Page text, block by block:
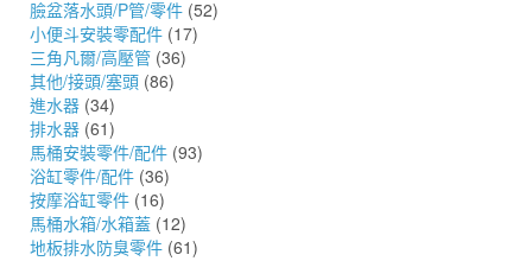
臉盆落水頭/P管/零件 (52)
小便斗安裝零配件 (17)
三角凡爾/高壓管 (36)
其他/接頭/塞頭 (86)
進水器 (34)
排水器 (61)
馬桶安裝零件/配件 (93)
浴缸零件/配件 (36)
按摩浴缸零件 (16)
馬桶水箱/水箱蓋 (12)
地板排水防臭零件 (61)